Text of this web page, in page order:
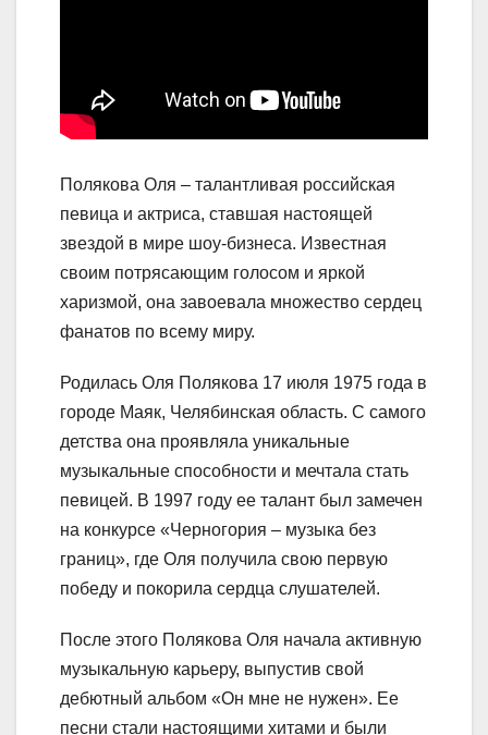
Полякова Оля – талантливая российская
певица и актриса, ставшая настоящей
звездой в мире шоу-бизнеса. Известная
своим потрясающим голосом и яркой
харизмой, она завоевала множество сердец
фанатов по всему миру.
Родилась Оля Полякова 17 июля 1975 года в
городе Маяк, Челябинская область. С самого
детства она проявляла уникальные
музыкальные способности и мечтала стать
певицей. В 1997 году ее талант был замечен
на конкурсе «Черногория – музыка без
границ», где Оля получила свою первую
победу и покорила сердца слушателей.
После этого Полякова Оля начала активную
музыкальную карьеру, выпустив свой
дебютный альбом «Он мне не нужен». Ее
песни стали настоящими хитами и были